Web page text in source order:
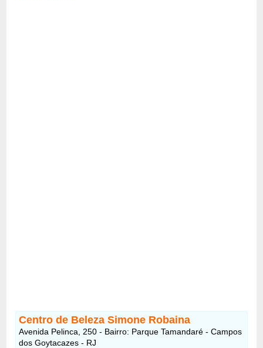
Centro de Beleza Simone Robaina
Avenida Pelinca, 250 - Bairro: Parque Tamandaré - Campos
dos Goytacazes - RJ